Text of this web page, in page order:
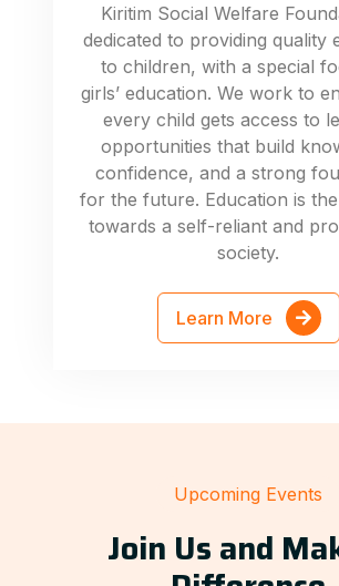
Kiritim Social Welfare
dedicated to providing quality
to children, with a special
girls’ education. We work to
every child gets access to
opportunities that build
confidence, and a strong
for the future. Education is
towards a self-reliant and
society.
Learn More
Upcoming Events
Join Us and